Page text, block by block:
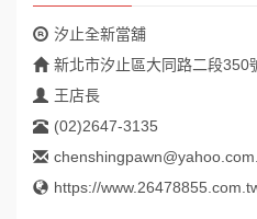
汐止全新當舖
新北市汐止區大同路二段350
王店長
(02)2647-3135
https://